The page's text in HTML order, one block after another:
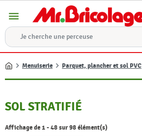
menu
Accueil
Menuiserie Parquet, plancher et sol PVC
SOL STRATIFIÉ
Affichage de 1 - 48 sur 98 élément(s)